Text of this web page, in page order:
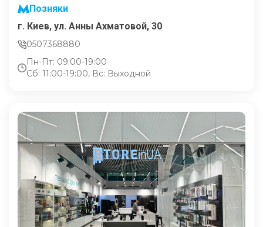
Позняки
г. Киев, ул. Анны Ахматовой, 30
0507368880
Пн-Пт: 09:00-19:00
Сб: 11:00-19:00, Вс: Выходной